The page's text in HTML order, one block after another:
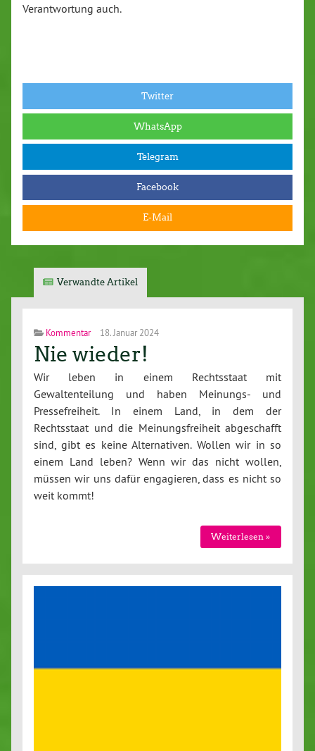
Verantwortung auch.
Twitter
WhatsApp
Telegram
Facebook
E-Mail
Verwandte Artikel
Kommentar 18. Januar 2024
Nie wieder!
Wir leben in einem Rechtsstaat mit
Gewaltenteilung und haben Meinungs- und
Pressefreiheit. In einem Land, in dem der
Rechtsstaat und die Meinungsfreiheit abgeschafft
sind, gibt es keine Alternativen. Wollen wir in so
einem Land leben? Wenn wir das nicht wollen,
müssen wir uns dafür engagieren, dass es nicht so
weit kommt!
Weiterlesen »